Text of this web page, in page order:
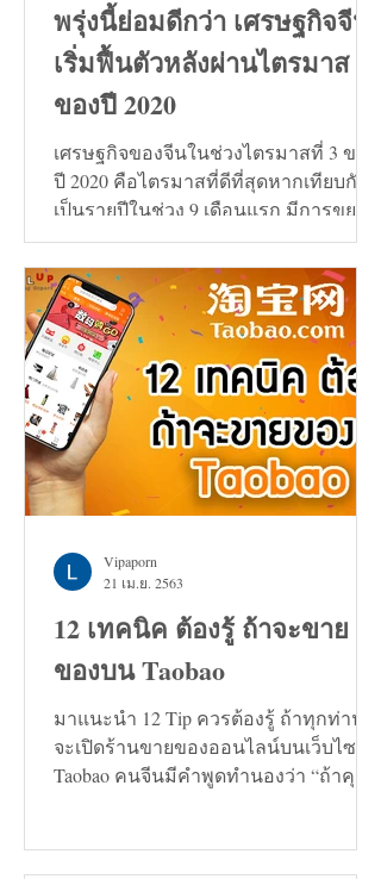
พรุ่งนี้ย่อมดีกว่า เศรษฐกิจจีน
เริ่มฟื้นตัวหลังผ่านไตรมาส 3
ของปี 2020
เศรษฐกิจของจีนในช่วงไตรมาสที่ 3 ของ
ปี 2020 คือไตรมาสที่ดีที่สุดหากเทียบกัน
เป็นรายปีในช่วง 9 เดือนแรก มีการขยาย
ตัวเพิ่มขึ้น 0.7%
12 เทคนิค ต้องรู้ ถ้าจะขาย
ของบน Taobao
มาแนะนำ 12 Tip ควรต้องรู้ ถ้าทุกท่าน
จะเปิดร้านขายของออนไลน์บนเว็บไซต์
Taobao คนจีนมีคำพูดทำนองว่า “ถ้าคุณ
Vipaporn
21 เม.ย. 2563